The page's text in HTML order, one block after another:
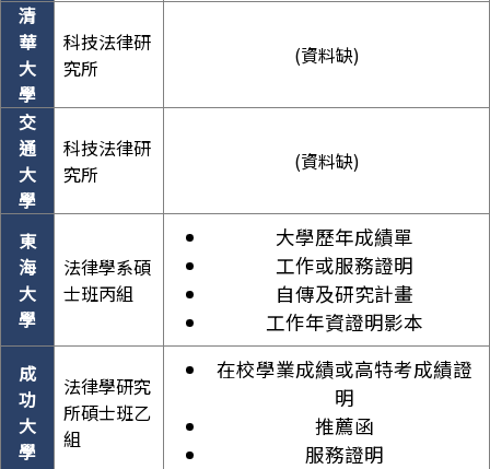
清
華
大
學
科技法律研
究所
(資料缺)
交
通
大
學
科技法律研
究所
(資料缺)
東
海
大
學
法律學系碩
士班丙組
大學歷年成績單
工作或服務證明
自傳及研究計畫
工作年資證明影本
成
功
大
學
法律學研究
所碩士班乙
組
在校學業成績或高特考成績證
明
推薦函
服務證明